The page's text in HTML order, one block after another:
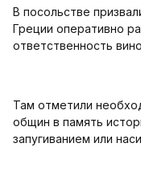
В посольстве
Греции оперативно
ответственность
Там отметили
общин в память
запугиванием или